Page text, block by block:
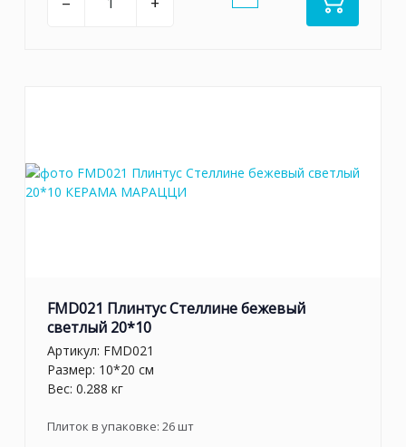
FMD021 Плинтус Стеллине бежевый
светлый 20*10
Артикул: FMD021
Размер: 10*20 см
Вес: 0.288 кг
Плиток в упаковке: 26шт